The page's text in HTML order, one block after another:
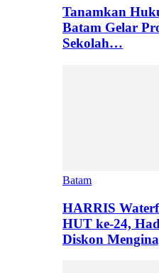
Tanamkan
Batam Gelar
Sekolah…
Batam
HARRIS
HUT ke-24,
Diskon